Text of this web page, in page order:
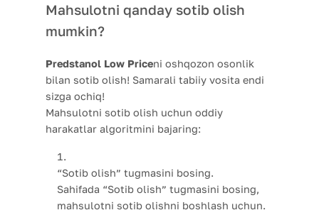
Mahsulotni qanday sotib olish
mumkin?
Predstanol Low Priceni oshqozon osonlik
bilan sotib olish! Samarali tabiiy vosita endi
sizga ochiq!
Mahsulotni sotib olish uchun oddiy
harakatlar algoritmini bajaring:
“Sotib olish” tugmasini bosing.
Sahifada “Sotib olish” tugmasini bosing,
mahsulotni sotib olishni boshlash uchun.